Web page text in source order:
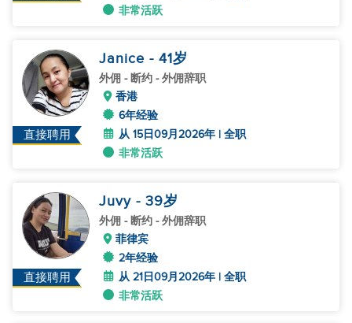
非常活跃
直接聘用
Janice - 41岁
外佣 - 断约 - 外佣辞职
香港
6年经验
从 15日09月2026年 | 全职
非常活跃
直接聘用
Juvy - 39岁
外佣 - 断约 - 外佣辞职
菲律宾
2年经验
从 21日09月2026年 | 全职
非常活跃